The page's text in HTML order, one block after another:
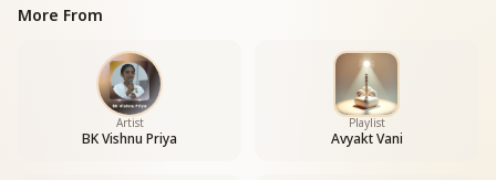
More From
Artist
BK Vishnu Priya
Playlist
Avyakt Vani